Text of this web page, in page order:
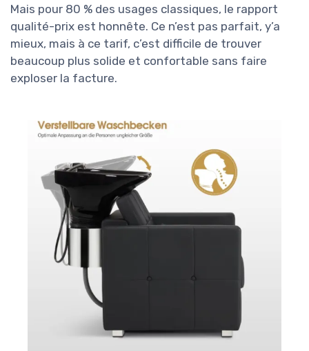
Mais pour 80 % des usages classiques, le rapport
qualité-prix est honnête. Ce n’est pas parfait, y’a
mieux, mais à ce tarif, c’est difficile de trouver
beaucoup plus solide et confortable sans faire
exploser la facture.